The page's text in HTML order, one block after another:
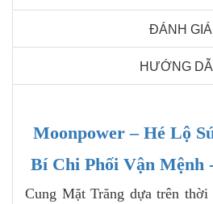
ĐÁNH GIÁ
HƯỚNG
Moonpower – Hé Lộ
Bí Chi Phối Vận Mệnh
Cung Mặt Trăng dựa trên thời